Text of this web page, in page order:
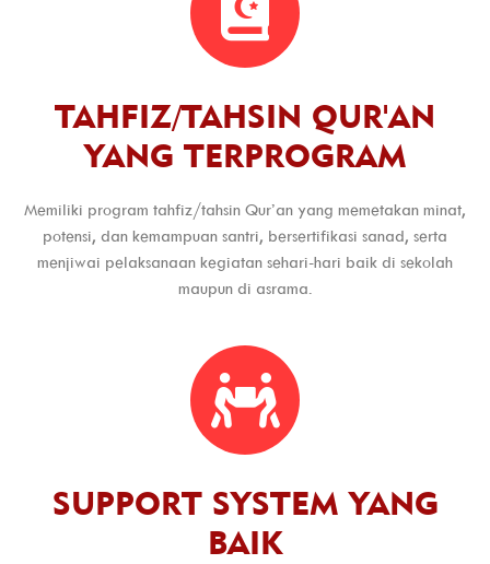
TAHFIZ/TAHSIN QUR'AN
YANG TERPROGRAM
Memiliki program tahfiz/tahsin Qur’an yang memetakan minat,
potensi, dan kemampuan santri, bersertifikasi sanad, serta
menjiwai pelaksanaan kegiatan sehari-hari baik di sekolah
maupun di asrama.
SUPPORT SYSTEM YANG
BAIK